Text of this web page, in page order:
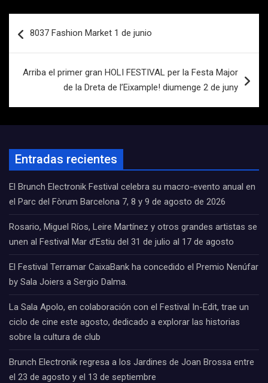
de
8037 Fashion Market 1 de junio
Arriba el primer gran HOLI FESTIVAL per la Festa Major
de la Dreta de l’Eixample! diumenge 2 de juny
Entradas recientes
El Brunch Electronik Festival celebra su macro-evento anual en
el Parc del Fòrum Barcelona 7, 8 y 9 de agosto de 2026
Rosario, Miguel Ríos, Leire Martínez y otros grandes artistas se
unen al Festival Mar d’Estiu del 31 de julio al 17 de agosto
El Festival Terramar CaixaBank ha concedido el Premio Nenúfar
by Sala Joiers a Sergio Dalma.
La Sala Apolo, en colaboración con el Festival In-Edit, trae un
ciclo de cine este agosto, dedicado a explorar las historias
sobre la cultura de club
Brunch Electronik regresa a los Jardines de Joan Brossa entre
el 23 de agosto y el 13 de septiembre